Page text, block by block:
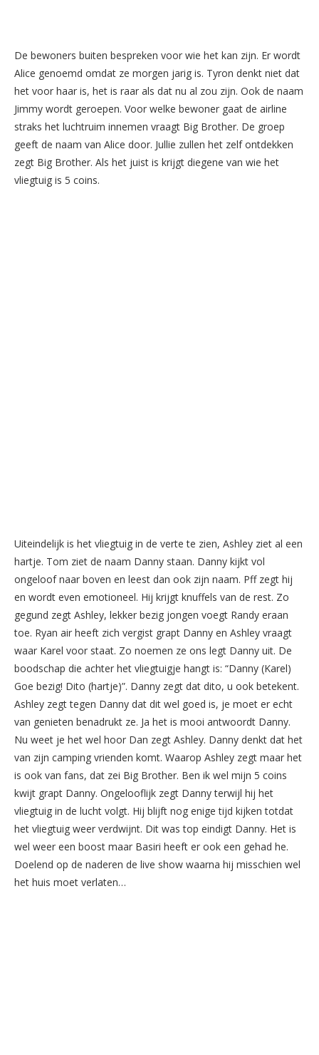
De bewoners buiten bespreken voor wie het kan zijn. Er wordt
Alice genoemd omdat ze morgen jarig is. Tyron denkt niet dat
het voor haar is, het is raar als dat nu al zou zijn. Ook de naam
Jimmy wordt geroepen. Voor welke bewoner gaat de airline
straks het luchtruim innemen vraagt Big Brother. De groep
geeft de naam van Alice door. Jullie zullen het zelf ontdekken
zegt Big Brother. Als het juist is krijgt diegene van wie het
vliegtuig is 5 coins.
Uiteindelijk is het vliegtuig in de verte te zien, Ashley ziet al een
hartje. Tom ziet de naam Danny staan. Danny kijkt vol
ongeloof naar boven en leest dan ook zijn naam. Pff zegt hij
en wordt even emotioneel. Hij krijgt knuffels van de rest. Zo
gegund zegt Ashley, lekker bezig jongen voegt Randy eraan
toe. Ryan air heeft zich vergist grapt Danny en Ashley vraagt
waar Karel voor staat. Zo noemen ze ons legt Danny uit. De
boodschap die achter het vliegtuigje hangt is: “Danny (Karel)
Goe bezig! Dito (hartje)”. Danny zegt dat dito, u ook betekent.
Ashley zegt tegen Danny dat dit wel goed is, je moet er echt
van genieten benadrukt ze. Ja het is mooi antwoordt Danny.
Nu weet je het wel hoor Dan zegt Ashley. Danny denkt dat het
van zijn camping vrienden komt. Waarop Ashley zegt maar het
is ook van fans, dat zei Big Brother. Ben ik wel mijn 5 coins
kwijt grapt Danny. Ongelooflijk zegt Danny terwijl hij het
vliegtuig in de lucht volgt. Hij blijft nog enige tijd kijken totdat
het vliegtuig weer verdwijnt. Dit was top eindigt Danny. Het is
wel weer een boost maar Basiri heeft er ook een gehad he.
Doelend op de naderen de live show waarna hij misschien wel
het huis moet verlaten…